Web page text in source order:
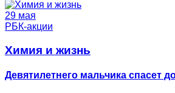
29 мая
РБК-акции
Химия и жизнь
Девятилетнего мальчика спасет